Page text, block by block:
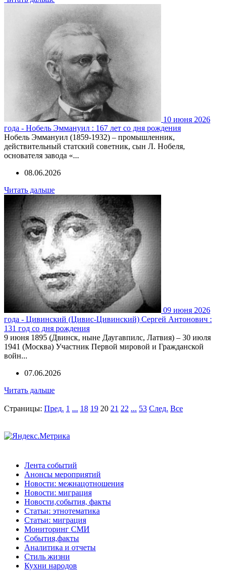
10 июня 2026
года - Нобель Эммануил : 167 лет со дня рождения
Нобель Эммануил (1859-1932) – промышленник,
действительный статский советник, сын Л. Нобеля,
основателя завода «...
08.06.2026
Читать дальше
09 июня 2026
года - Цивинский (Цивис-Цивинский) Сергей Антонович :
131 год со дня рождения
9 июня 1895 (Двинск, ныне Даугавпилс, Латвия) – 30 июля
1941 (Москва) Участник Первой мировой и Гражданской
войн...
07.06.2026
Читать дальше
Страницы: Пред. 1 ... 18 19 20 21 22 ... 53 След. Все
Лента событий
Анонсы мероприятий
Новости: межнацотношения
Новости: миграция
Новости,события, факты
Статьи: этнотематика
Статьи: миграция
Мониторинг СМИ
События,факты
Аналитика и отчеты
Стиль жизни
Кухни народов